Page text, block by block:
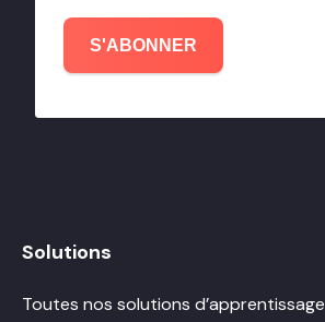
S'ABONNER
Solutions
Toutes nos solutions d’apprentissage